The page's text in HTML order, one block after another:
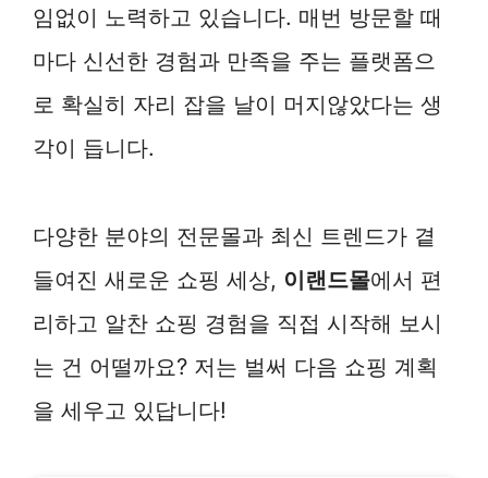
임없이 노력하고 있습니다. 매번 방문할 때
마다 신선한 경험과 만족을 주는 플랫폼으
로 확실히 자리 잡을 날이 머지않았다는 생
각이 듭니다.
다양한 분야의 전문몰과 최신 트렌드가 곁
들여진 새로운 쇼핑 세상, 이랜드몰에서 편
리하고 알찬 쇼핑 경험을 직접 시작해 보시
는 건 어떨까요? 저는 벌써 다음 쇼핑 계획
을 세우고 있답니다!